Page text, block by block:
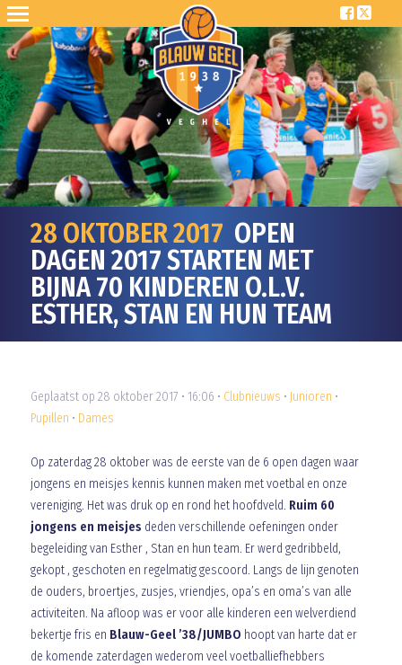
28 OKTOBER 2017 OPEN
DAGEN 2017 STARTEN MET
BIJNA 70 KINDEREN O.L.V.
ESTHER, STAN EN HUN TEAM
Geplaatst op 28 oktober 2017 • 16:06 • Clubnieuws • Junioren •
Pupillen • Dames
Op zaterdag 28 oktober was de eerste van de 6 open dagen waar
jongens en meisjes kennis kunnen maken met voetbal en onze
vereniging. Het was druk op en rond het hoofdveld. Ruim 60
jongens en meisjes deden verschillende oefeningen onder
begeleiding van Esther , Stan en hun team. Er werd gedribbeld,
gekopt , geschoten en regelmatig gescoord. Langs de lijn genoten
de ouders, broertjes, zusjes, vriendjes, opa’s en oma’s van alle
activiteiten. Na afloop was er voor alle kinderen een welverdiend
bekertje fris en Blauw-Geel ’38/JUMBO hoopt van harte dat er
de komende zaterdagen wederom veel voetballiefhebbers